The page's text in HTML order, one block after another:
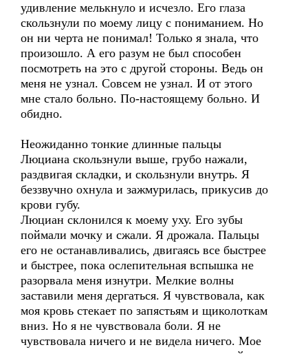
удивление мелькнуло и исчезло. Его глаза
скользнули по моему лицу с пониманием. Но
он ни черта не понимал! Только я знала, что
произошло. А его разум не был способен
посмотреть на это с другой стороны. Ведь он
меня не узнал. Совсем не узнал. И от этого
мне стало больно. По-настоящему больно. И
обидно.
Неожиданно тонкие длинные пальцы
Люциана скользнули выше, грубо нажали,
раздвигая складки, и скользнули внутрь. Я
беззвучно охнула и зажмурилась, прикусив до
крови губу.
Люциан склонился к моему уху. Его зубы
поймали мочку и сжали. Я дрожала. Пальцы
его не останавливались, двигаясь все быстрее
и быстрее, пока ослепительная вспышка не
разорвала меня изнутри. Мелкие волны
заставили меня дергаться. Я чувствовала, как
моя кровь стекает по запястьям и щиколоткам
вниз. Но я не чувствовала боли. Я не
чувствовала ничего и не видела ничего. Мое